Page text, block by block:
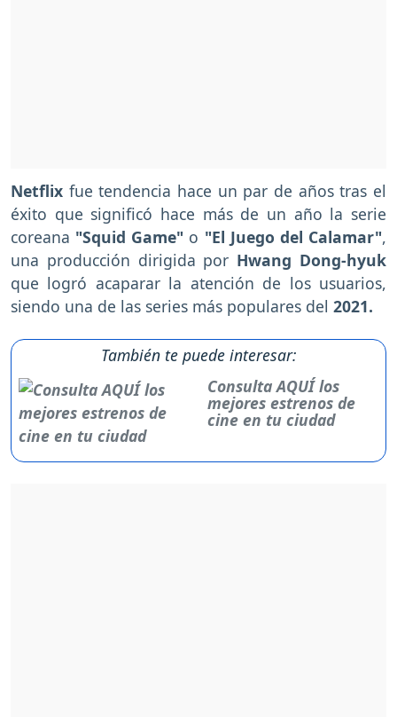
Netflix fue tendencia hace un par de años tras el
éxito que significó hace más de un año la serie
coreana "Squid Game" o "El Juego del Calamar",
una producción dirigida por Hwang Dong-hyuk
que logró acaparar la atención de los usuarios,
siendo una de las series más populares del 2021.
También te puede interesar:
Consulta AQUÍ los
mejores estrenos de
cine en tu ciudad